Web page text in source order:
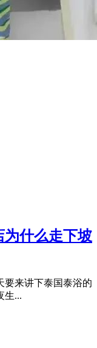
为什么走下坡
要来讲下泰国泰浴的
生...